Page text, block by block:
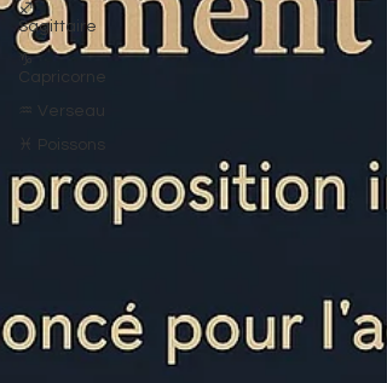
♐
Sagittaire
♑
Capricorne
♒ Verseau
♓ Poissons